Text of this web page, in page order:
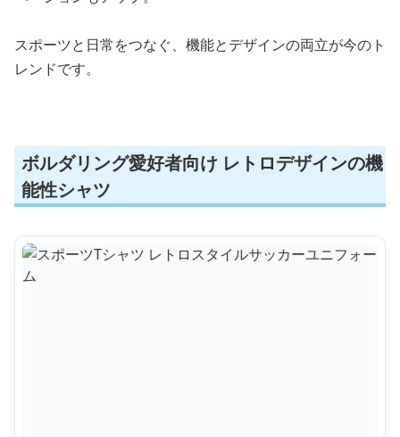
スポーツと日常をつなぐ、機能とデザインの両立が今のト
レンドです。
ボルダリング愛好者向け レトロデザインの機
能性シャツ